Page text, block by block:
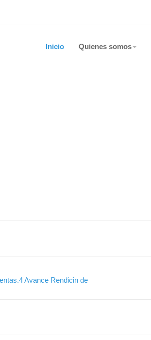
Inicio Quienes somos
Avance Rendicin de